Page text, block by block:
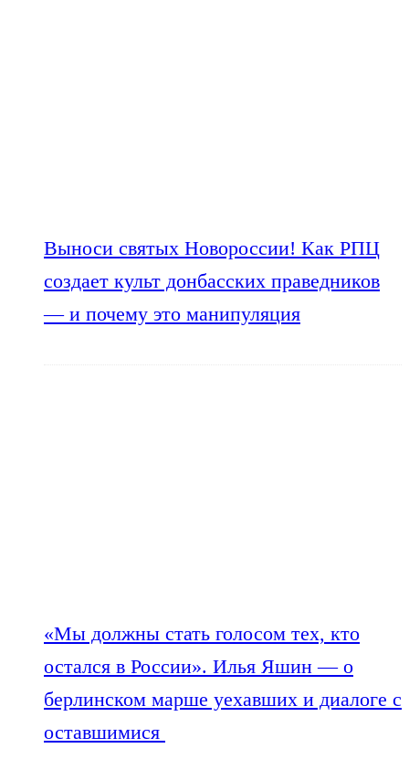
Выноси святых Новороссии! Как РПЦ
создает культ донбасских праведников
— и почему это манипуляция
«Мы должны стать голосом тех, кто
остался в России». Илья Яшин — о
берлинском марше уехавших и диалоге с
оставшимися